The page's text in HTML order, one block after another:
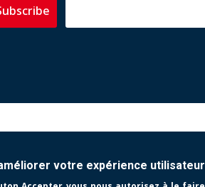
votre expérience utilisateur